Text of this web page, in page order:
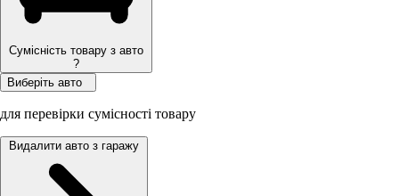
Сумісність товару з авто
?
Виберіть авто
для перевірки сумісності товару
Видалити авто з гаражу